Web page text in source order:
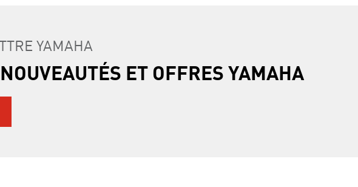
YAMAHA
ET OFFRES YAMAHA